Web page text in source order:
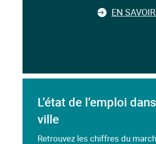
EN
L’état de l’emploi
ville
Retrouvez les chiffres du